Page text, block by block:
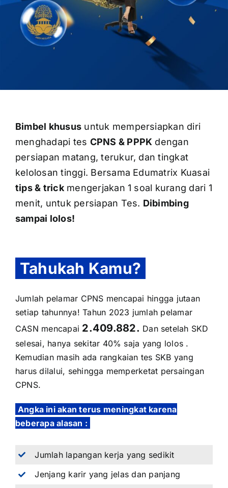
Bimbel khusus untuk mempersiapkan diri
menghadapi tes CPNS & PPPK dengan
persiapan matang, terukur, dan tingkat
kelolosan tinggi. Bersama Edumatrix Kuasai
tips & trickmengerjakan 1 soal kurang dari 1
menit, untuk persiapan Tes. Dibimbing
sampai lolos!
Tahukah Kamu?
Jumlah pelamar CPNS mencapai hingga jutaan
setiap tahunnya! Tahun 2023 jumlah pelamar
CASN mencapai 2.409.882. Dan setelah SKD
selesai, hanya sekitar 40% saja yang lolos .
Kemudian masih ada rangkaian tes SKB yang
harus dilalui, sehingga memperketat persaingan
CPNS.
Angka ini akan terus meningkat karena
beberapa alasan :
Jumlah lapangan kerja yang sedikit
Jenjang karir yang jelas dan panjang